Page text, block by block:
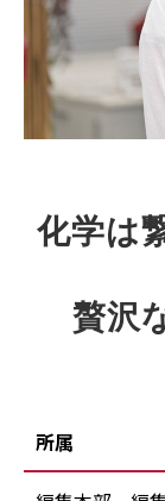
化学は
贅沢
所属